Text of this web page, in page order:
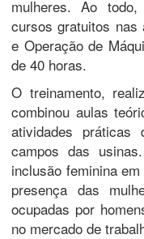
mulheres. Ao
cursos gratuitos nas
e Operação de
de 40 horas.
O treinamento,
combinou aulas
atividades
campos das
inclusão feminina
presença das
ocupadas por
no mercado de